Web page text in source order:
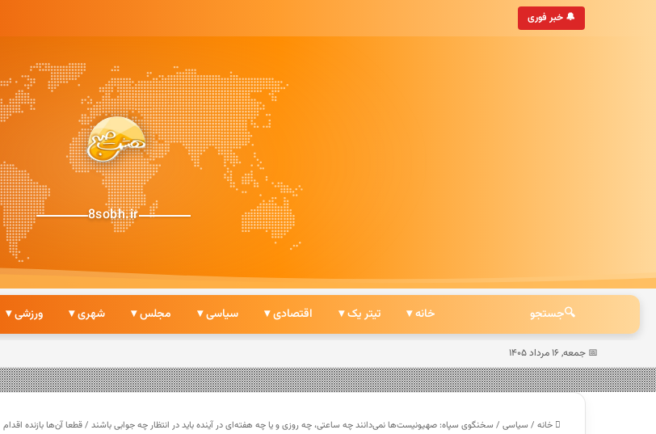
🔔 خبر فوری
8sobh.ir
🔍جستجو خانه ▾ تیتر یک ▾ اقتصادی ▾ سیاسی ▾ مجلس ▾ شهری ▾ ورزشی ▾
📅 جمعه, ۱۶ مرداد ۱۴۰۵
خانه / سیاسی / سخنگوی سپاه: صهیونیست‌ها نمی‌دانند چه ساعتی، چه روزی و یا چه هفته‌ای در آینده باید در انتظار چه جوابی باشند / قطعا آن‌ها بازنده اقدام